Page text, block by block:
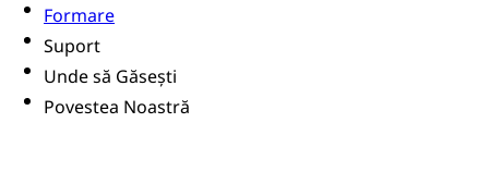
Formare
Suport
Unde să Găsești
Povestea Noastră